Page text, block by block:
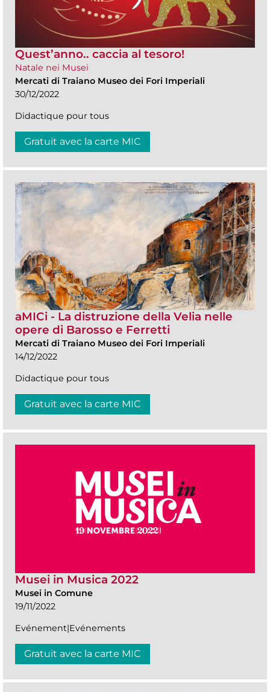
Quest’anno.. caccia al tesoro!
Natale nei Musei
Mercati di Traiano Museo dei Fori Imperiali
30/12/2022
Didactique pour tous
Gratuit avec la carte MIC
aMICi - La distruzione della Velia nelle
opere di Barosso e Ferretti
Mercati di Traiano Museo dei Fori Imperiali
14/12/2022
Didactique pour tous
Gratuit avec la carte MIC
Musei in Musica 2022
Musei in Comune
19/11/2022
Evénement|Evénements
Gratuit avec la carte MIC